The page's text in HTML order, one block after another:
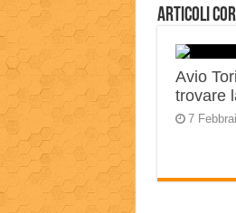
Articoli
Avio
trovare
7